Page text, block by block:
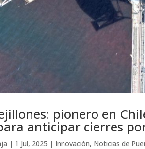
pionero en
anticipar cierres
| 1 Jul, 2025 | Innovación, Noticias de